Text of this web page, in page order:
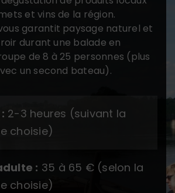
et vins de la région.
vous garantit paysage naturel et
durant une balade en
de 8 à 25 personnes (plus
un second bateau).
2-3 heures (suivant la
choisie)
: 35 à 65 € (selon la
choisie)